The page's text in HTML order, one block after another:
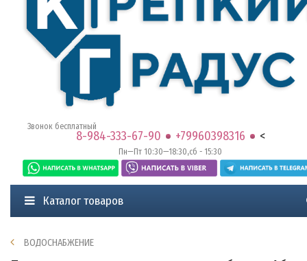
8-984-333-67-90 +79960398316 <
Звонок бесплатный
Пн—Пт 10:30—18:30,сб - 15:30
Каталог товаров
ВОДОСНАБЖЕНИЕ